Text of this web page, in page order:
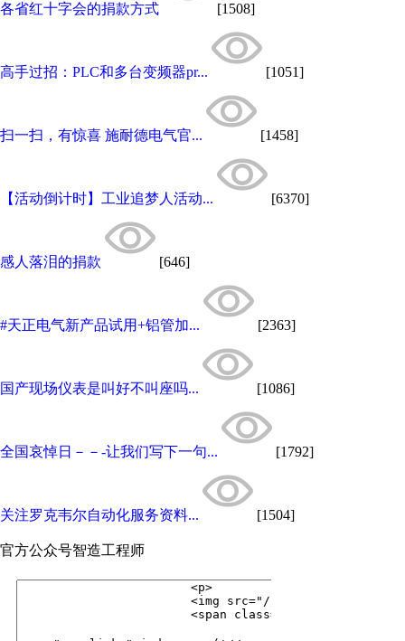
各省红十字会的捐款方式 [1508]
高手过招：PLC和多台变频器pr... [1051]
扫一扫，有惊喜 施耐德电气官... [1458]
【活动倒计时】工业追梦人活动... [6370]
感人落泪的捐款 [646]
#天正电气新产品试用+铝管加... [2363]
国产现场仪表是叫好不叫座吗... [1086]
全国哀悼日－－-让我们写下一句... [1792]
关注罗克韦尔自动化服务资料... [1504]
官方公众号智造工程师